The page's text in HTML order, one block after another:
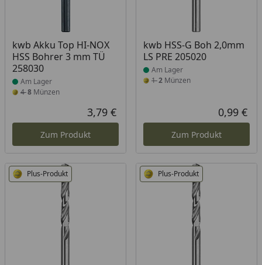
kwb Akku Top HI-NOX
HSS Bohrer 3 mm TÜ
258030
Produkt am Lager
Am Lager
48 Münzen
Aktueller Preis
3,79 €
Zum Produkt
kwb HSS-G Boh 2,0mm
LS PRE 205020
Produkt am Lager
Am Lager
12Münzen
0,99 €
Zum Produkt
Plus-Produkt Plus-Produkt